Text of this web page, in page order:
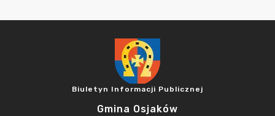
Biuletyn Informacji Publicznej
Gmina Osjaków